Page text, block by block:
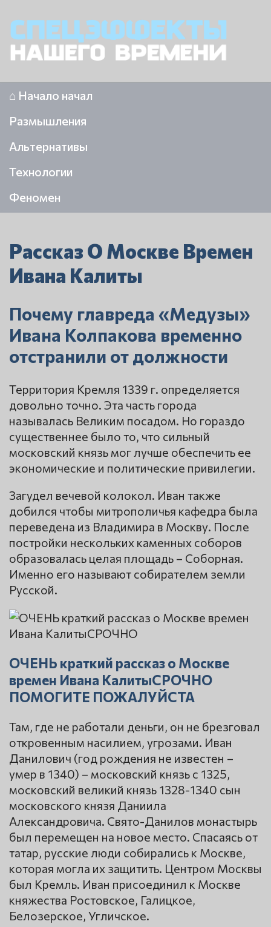
⌂ Начало начал
Размышления
Альтернативы
Технологии
Феномен
Рассказ О Москве Времен
Ивана Калиты
Почему главреда «Медузы»
Ивана Колпакова временно
отстранили от должности
Территория Кремля 1339 г. определяется
довольно точно. Эта часть города
называлась Великим посадом. Но гораздо
существеннее было то, что сильный
московский князь мог лучше обеспечить ее
экономические и политические привилегии.
Загудел вечевой колокол. Иван также
добился чтобы митрополичья кафедра была
переведена из Владимира в Москву. После
постройки нескольких каменных соборов
образовалась целая площадь – Соборная.
Именно его называют собирателем земли
Русской.
ОЧЕНЬ краткий рассказ о Москве
времен Ивана КалитыСРОЧНО
ПОМОГИТЕ ПОЖАЛУЙСТА
Там, где не работали деньги, он не брезговал
откровенным насилием, угрозами. Иван
Данилович (год рождения не известен –
умер в 1340) – московский князь с 1325,
московский великий князь 1328-1340 сын
московского князя Даниила
Александровича. Свято-Данилов монастырь
был перемещен на новое место. Спасаясь от
татар, русские люди собирались к Москве,
которая могла их защитить. Центром Москвы
был Кремль. Иван присоединил к Москве
княжества Ростовское, Галицкое,
Белозерское, Угличское.